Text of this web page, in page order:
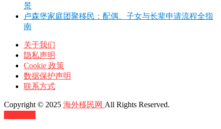
景
卢森堡家庭团聚移民：配偶、子女与长辈申请流程全指
南
关于我们
隐私声明
Cookie 政策
数据保护声明
联系方式
Copyright © 2025 海外移民网 All Rights Reserved.